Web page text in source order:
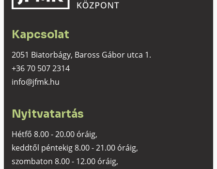
Kapcsolat
2051 Biatorbágy, Baross Gábor utca 1.
+36 70 507 2314
info@jfmk.hu
Nyitvatartás
Hétfő 8.00 - 20.00 óráig,
keddtől péntekig 8.00 - 21.00 óráig,
szombaton 8.00 - 12.00 óráig,